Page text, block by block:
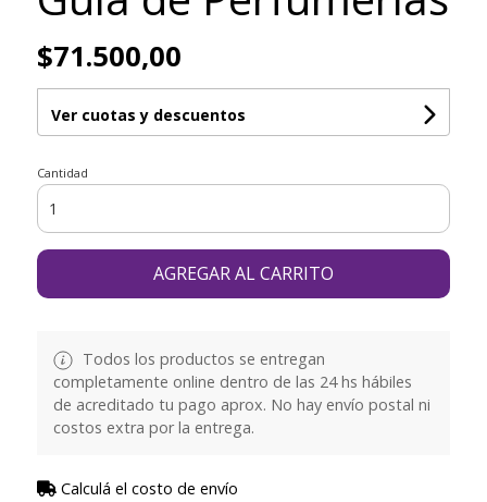
$71.500,00
Ver cuotas y descuentos
Cantidad
AGREGAR AL CARRITO
Todos los productos se entregan
completamente online dentro de las 24 hs hábiles
de acreditado tu pago aprox. No hay envío postal ni
costos extra por la entrega.
Calculá el costo de envío